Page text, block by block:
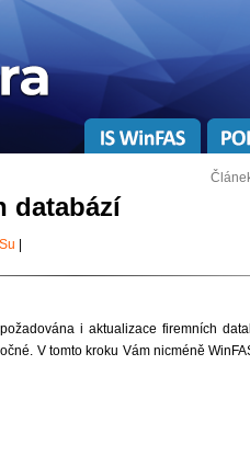
databází
i aktualizace firemních
V tomto kroku Vám nicméně